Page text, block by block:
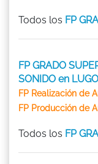
Todos los FP
FP GRADO
SONIDO en LUGO
FP Realización de
FP Producción de
Todos los FP